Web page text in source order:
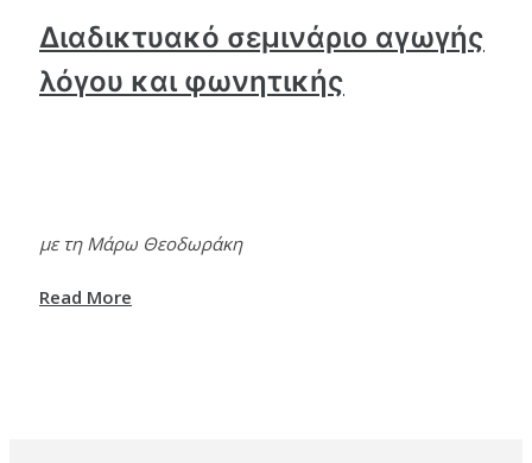
Διαδικτυακό σεμινάριο αγωγής
λόγου και φωνητικής
με τη Μάρω Θεοδωράκη
Read More